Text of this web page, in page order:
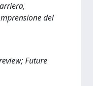
del
Future